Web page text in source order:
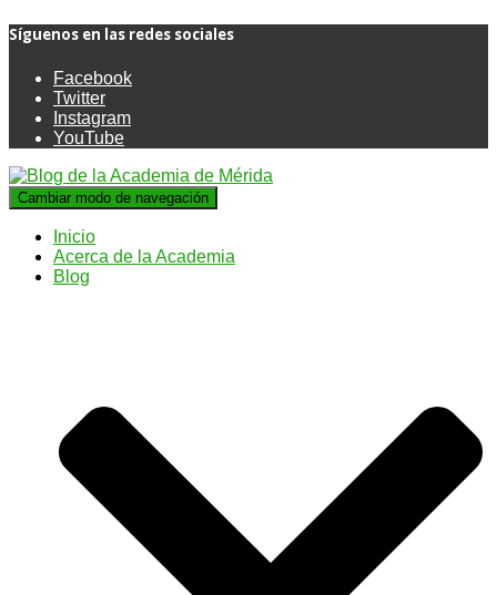
Síguenos en las redes sociales
Facebook
Twitter
Instagram
YouTube
Cambiar modo de navegación
Inicio
Acerca de la Academia
Blog